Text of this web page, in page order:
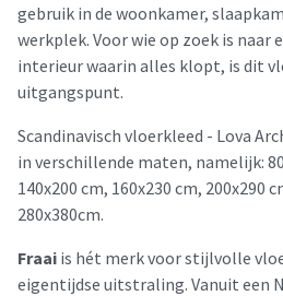
gebruik in de woonkamer,
werkplek. Voor wie op zoek is naar
interieur waarin alles klopt, is dit
uitgangspunt.
Scandinavisch vloerkleed - Lova
in verschillende maten, namelijk:
140x200 cm, 160x230 cm, 200x290
280x380cm.
Fraai is hét merk voor stijlvolle
eigentijdse uitstraling. Vanuit een